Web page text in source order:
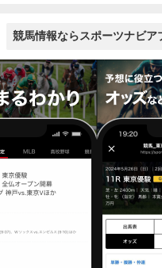
競馬情報ならスポーツナビア